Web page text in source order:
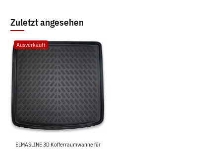
Zuletzt angesehen
Ausverkauft
ELMASLINE 3D Kofferraumwanne für